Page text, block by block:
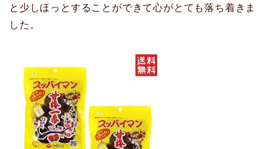
と少しほっとすることができて心がとても落ち着きま
した。